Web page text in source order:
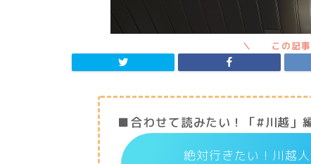
■合わせて読みたい！「#川越」
絶対行きたい！川越